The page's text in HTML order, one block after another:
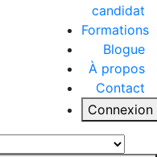
candidat
Formations
Blogue
À propos
Contact
Connexion